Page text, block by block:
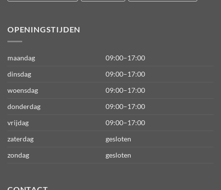
OPENINGSTIJDEN
maandag
09:00–17:00
dinsdag
09:00–17:00
woensdag
09:00–17:00
donderdag
09:00–17:00
vrijdag
09:00–17:00
zaterdag
gesloten
zondag
gesloten